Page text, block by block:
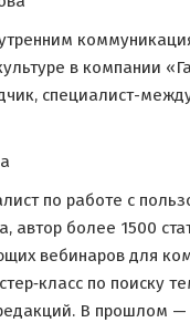
в компании
специалист-
по работе с
автор более 1500
вебинаров для
по поиску
В прошлом